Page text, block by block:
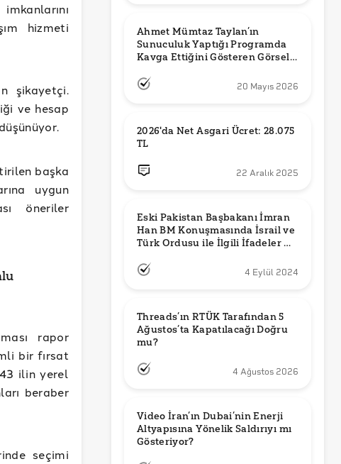
hizmeti
şikayetçi.
ve hesap
başka
uygun
öneriler
rapor
bir fırsat
ilin yerel
beraber
seçimi
Ahmet Mümtaz Taylan’ın
Sunuculuk Yaptığı Programda
Kavga Ettiğini Gösteren Görsel
20 Mayıs 2026
2026'da Net Asgari Ücret: 28.075
TL
22 Aralık 2025
Eski Pakistan Başbakanı İmran
Han BM Konuşmasında İsrail ve
Türk Ordusu ile İlgili İfadeler mi
4 Eylül 2024
Threads’ın RTÜK Tarafından 5
Ağustos’ta Kapatılacağı Doğru
mu?
4 Ağustos 2026
Video İran’ın Dubai’nin Enerji
Altyapısına Yönelik Saldırıyı mı
Gösteriyor?